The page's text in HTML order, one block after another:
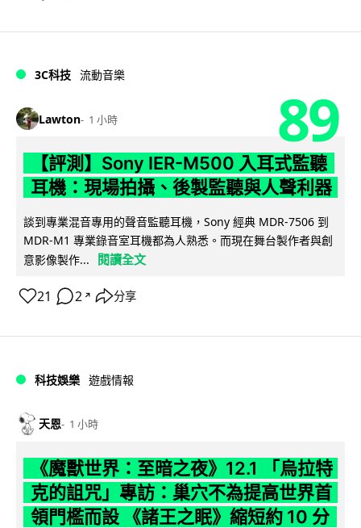
3C科技 流動音樂
Lawton 1 小時 89
【評測】Sony IER-M500 入耳式監聽
耳機：現場拍攝、後製監聽與人聲利器
談到專業混音專用的聲音監聽耳機，Sony 經典 MDR-7506 到
MDR-M1 專業錄音室耳機都為人熟悉。而現在舞台製作者與創
意影像製作...
閱讀全文
21 2 ↗ 分享
科技娛樂 遊戲情報
天恩 1 小時
《魔獸世界：至暗之夜》12.1 「烏拉特
克的詛咒」專訪：巢穴不為提高世界首
領門檻而設 《諸王之眠》縮短約 10 分